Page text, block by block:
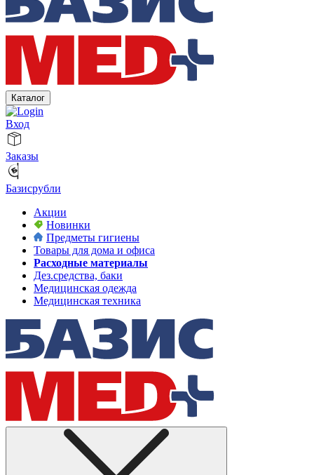
Каталог
Вход
Заказы
Базисрубли
Акции
Новинки
Предметы гигиены
Товары для дома и офиса
Расходные материалы
Дез.средства, баки
Медицинская одежда
Медицинская техника